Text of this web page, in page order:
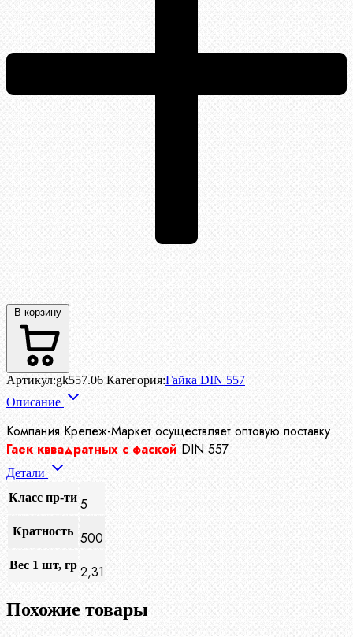
В корзину
Артикул:gk557.06 Категория:Гайка DIN 557
Описание
Компания Крепеж-Маркет осуществляет оптовую поставку
Гаек кввадратных с фаской DIN 557
Детали
Класс пр-ти 5
Кратность 500
Вес 1 шт, гр 2,31
Похожие товары